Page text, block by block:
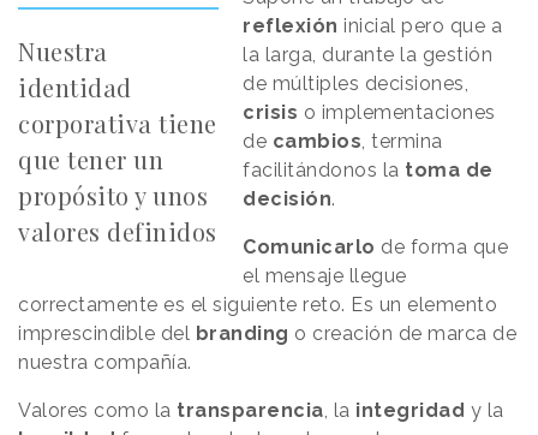
Nuestra
identidad
corporativa tiene
que tener un
propósito y unos
valores definidos
reflexión inicial pero que a
la larga, durante la gestión
de múltiples decisiones,
crisis o implementaciones
de cambios, termina
facilitándonos la toma de
decisión.
Comunicarlo de forma que
el mensaje llegue
correctamente es el siguiente reto. Es un elemento
imprescindible del branding o creación de marca de
nuestra compañía.
Valores como la transparencia, la integridad y la